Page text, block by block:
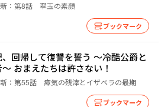
： 第8話 翠玉の素顔
ブックマーク
回帰して復讐を誓う ～冷酷公爵と
おまえたちは許さない！
： 第55話 瘴気の残滓とイザベラの最期
ブックマーク